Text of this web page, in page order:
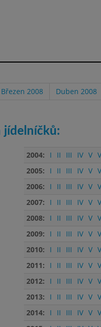
Březen 2008 Duben 2008
jídelníčků:
2004: I II III IV V
2005:
I II III IV V
2006:
I II III IV V
2007:
I II III IV V
2008:
I II III IV V
2009:
I II III IV V
2010:
I II III IV V
2011:
I II III IV V
2012:
I II III IV V
2013:
I II III IV V
2014:
I II III IV V